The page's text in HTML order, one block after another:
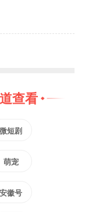
之变、
主动求
。
对某
点，通
查看
微短剧
萌宠
安徽号